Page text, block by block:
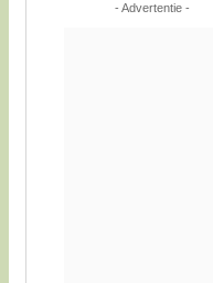
- Advertentie -